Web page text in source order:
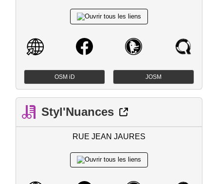
OSM iD JOSM
Styl'Nuances
RUE JEAN JAURES